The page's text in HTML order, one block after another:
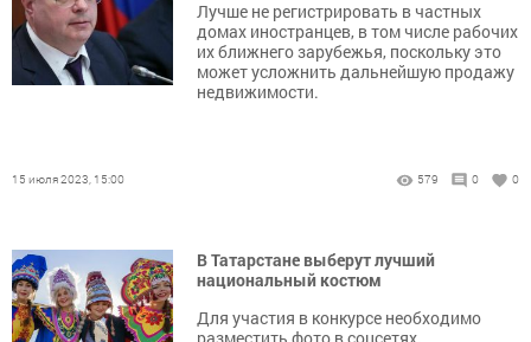
Лучше не регистрировать в частных
домах иностранцев, в том числе рабочих
их ближнего зарубежья, поскольку это
может усложнить дальнейшую продажу
недвижимости.
15 июля 2023, 15:00 579 0 0
В Татарстане выберут лучший
национальный костюм
Для участия в конкурсе необходимо